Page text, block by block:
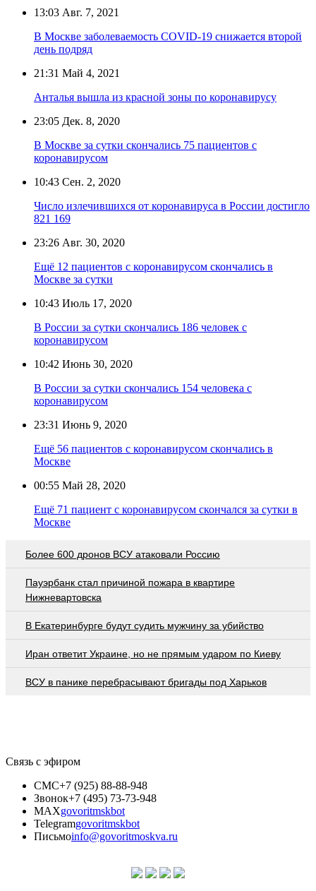
13:03 Авг. 7, 2021
В Москве заболеваемость COVID-19 снижается второй
день подряд
21:31 Май 4, 2021
Анталья вышла из красной зоны по коронавирусу
23:05 Дек. 8, 2020
В Москве за сутки скончались 75 пациентов с
коронавирусом
10:43 Сен. 2, 2020
Число излечившихся от коронавируса в России достигло
821 169
23:26 Авг. 30, 2020
Ещё 12 пациентов с коронавирусом скончались в
Москве за сутки
10:43 Июль 17, 2020
В России за сутки скончались 186 человек с
коронавирусом
10:42 Июнь 30, 2020
В России за сутки скончались 154 человека с
коронавирусом
23:31 Июнь 9, 2020
Ещё 56 пациентов с коронавирусом скончались в
Москве
00:55 Май 28, 2020
Ещё 71 пациент с коронавирусом скончался за сутки в
Москве
Более 600 дронов ВСУ атаковали Россию
Пауэрбанк стал причиной пожара в квартире
Нижневартовска
В Екатеринбурге будут судить мужчину за убийство
Иран ответит Украине, но не прямым ударом по Киеву
ВСУ в панике перебрасывают бригады под Харьков
Связь с эфиром
СМС+7 (925) 88-88-948
Звонок+7 (495) 73-73-948
MAXgovoritmskbot
Telegramgovoritmskbot
Письмоinfo@govoritmoskva.ru